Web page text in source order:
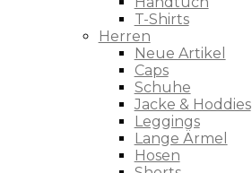
T-Shirts
Herren
Neue Artikel
Caps
Schuhe
Jacke & Hoddies
Leggings
Lange Ärmel
Hosen